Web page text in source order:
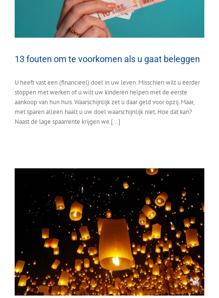
13 fouten om te voorkomen als u gaat beleggen
U heeft vast een (financieel) doel in uw leven. Misschien wilt u eerder
stoppen met werken of u wilt uw kinderen helpen met de eerste
aankoop van hun huis. Waarschijnlijk zet u daar geld voor opzij. Maar,
met sparen alleen haalt u uw doel waarschijnlijk niet. Hoe dat kan?
Naast de lage spaarrente krijgen we [...]